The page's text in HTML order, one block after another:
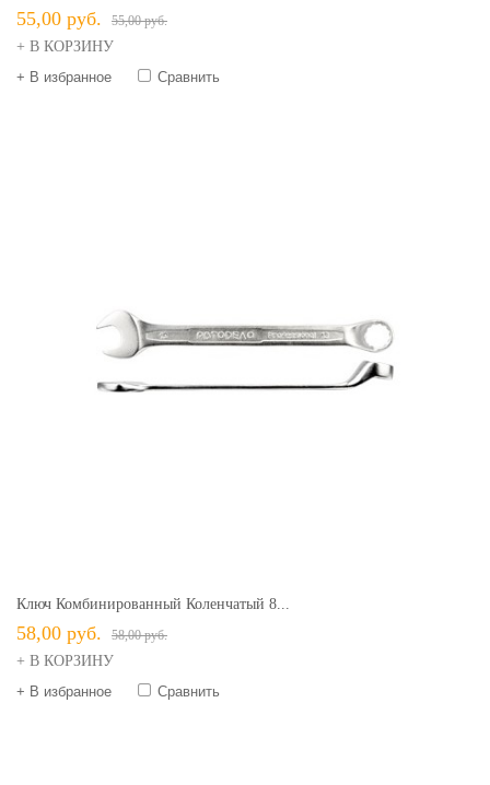
55,00 руб. 55,00 руб.
+ В КОРЗИНУ
+ В избранное
Сравнить
Ключ Комбинированный Коленчатый 8...
58,00 руб. 58,00 руб.
+ В КОРЗИНУ
+ В избранное
Сравнить